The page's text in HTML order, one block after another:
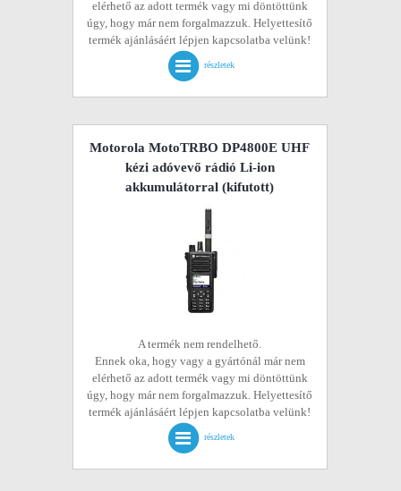
elérhető az adott termék vagy mi döntöttünk
úgy, hogy már nem forgalmazzuk. Helyettesítő
termék ajánlásáért lépjen kapcsolatba velünk!
részletek
Motorola MotoTRBO DP4800E UHF
kézi adóvevő rádió Li-ion
akkumulátorral (kifutott)
A termék nem rendelhető.
Ennek oka, hogy vagy a gyártónál már nem
elérhető az adott termék vagy mi döntöttünk
úgy, hogy már nem forgalmazzuk. Helyettesítő
termék ajánlásáért lépjen kapcsolatba velünk!
részletek